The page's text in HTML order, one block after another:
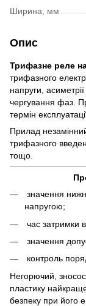
Ширина, мм
Опис
Трифазне реле
трифазного
напруги,
чергування фаз.
термін
Прилад
трифазного
тощо.
значення
напругою;
час затримки
значення
контроль
Негорючий,
пластику
безпеку при його